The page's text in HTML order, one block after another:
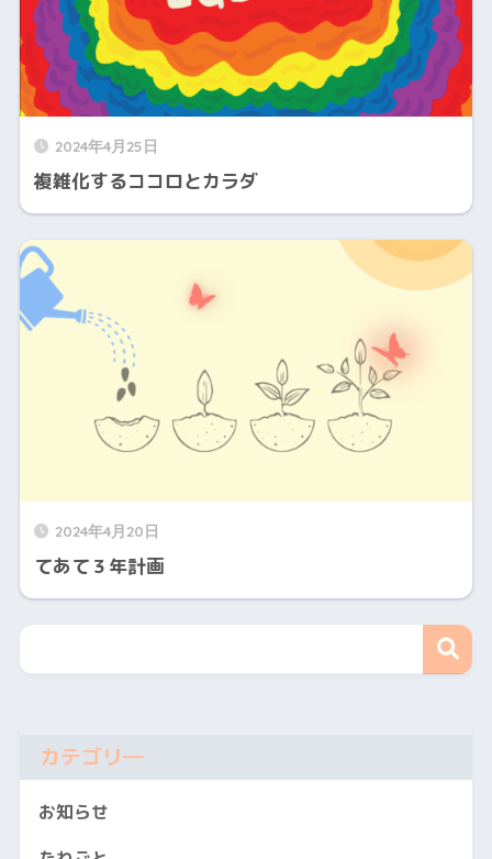
2024年4月25日
複雑化するココロとカラダ
2024年4月20日
てあて３年計画
カテゴリ―
お知らせ